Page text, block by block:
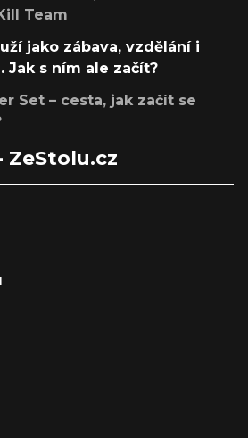
Team
jako zábava, vzdělání i
Jak s ním ale začít?
Set – cesta, jak začít se
ZeStolu.cz